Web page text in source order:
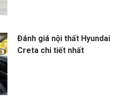
Đánh giá nội thất Hyundai
Creta chi tiết nhất